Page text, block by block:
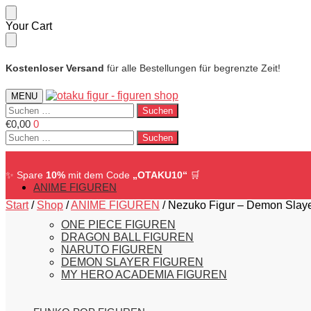
Skip
to
navigation
Skip
to
content
Your Cart
Kostenloser Versand für alle Bestellungen für begrenzte Zeit!
MENU
Suchen
nach:
€0,00 0
Suchen
nach:
ANIME FIGUREN
ONE PIECE FIGUREN
DRAGON BALL FIGUREN
NARUTO FIGUREN
DEMON SLAYER FIGUREN
MY HERO ACADEMIA FIGUREN
✨ Spare 10% mit dem Code „OTAKU10“ 🛒
Start/ Shop /ANIME FIGUREN / Nezuko Figur – Demon